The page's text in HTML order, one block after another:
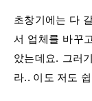
초창기에는 다
서 업체를 바꾸
았는데요. 그러
라.. 이도 저도